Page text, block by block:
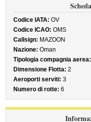
Codice IATA: OV
Codice ICAO: OMS
Callsign: MAZOON
Nazione: Oman
Tipologia compagnia aerea:
Dimensione Flotta: 2
Aeroporti serviti: 3
Numero di rotte: 6